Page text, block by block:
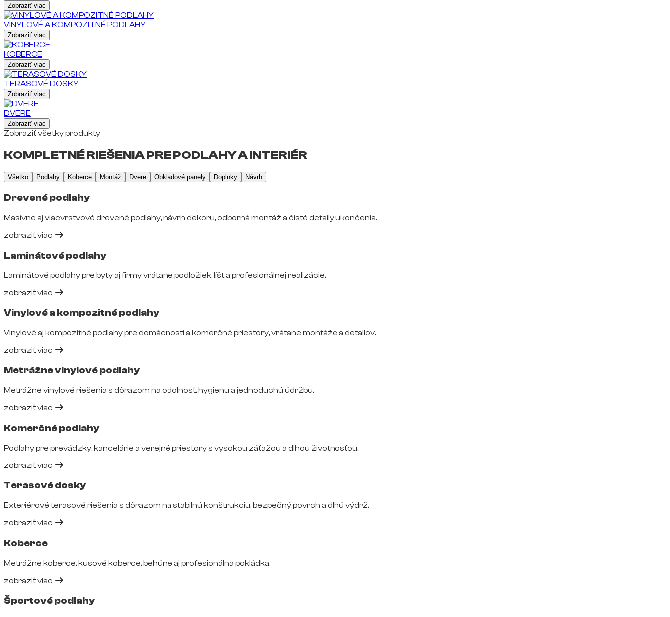
Zobraziť viac
VINYLOVÉ A KOMPOZITNÉ PODLAHY
Zobraziť viac
KOBERCE
Zobraziť viac
TERASOVÉ DOSKY
Zobraziť viac
DVERE
Zobraziť viac
Zobraziť všetky produkty
KOMPLETNÉ RIEŠENIA PRE PODLAHY A INTERIÉR
Všetko Podlahy Koberce Montáž Dvere Obkladové panely Doplnky Návrh
Drevené podlahy
Masívne aj viacvrstvové drevené podlahy, návrh dekoru, odborná montáž a čisté detaily ukončenia.
zobraziť viac
Laminátové podlahy
Laminátové podlahy pre byty aj firmy vrátane podložiek, líšt a profesionálnej realizácie.
zobraziť viac
Vinylové a kompozitné podlahy
Vinylové aj kompozitné podlahy pre domácnosti a komerčné priestory, vrátane montáže a detailov.
zobraziť viac
Metrážne vinylové podlahy
Metrážne vinylové riešenia s dôrazom na odolnosť, hygienu a jednoduchú údržbu.
zobraziť viac
Komerčné podlahy
Podlahy pre prevádzky, kancelárie a verejné priestory s vysokou záťažou a dlhou životnosťou.
zobraziť viac
Terasové dosky
Exteriérové terasové riešenia s dôrazom na stabilnú konštrukciu, bezpečný povrch a dlhú výdrž.
zobraziť viac
Koberce
Metrážne koberce, kusové koberce, behúne aj profesionálna pokládka.
zobraziť viac
Športové podlahy